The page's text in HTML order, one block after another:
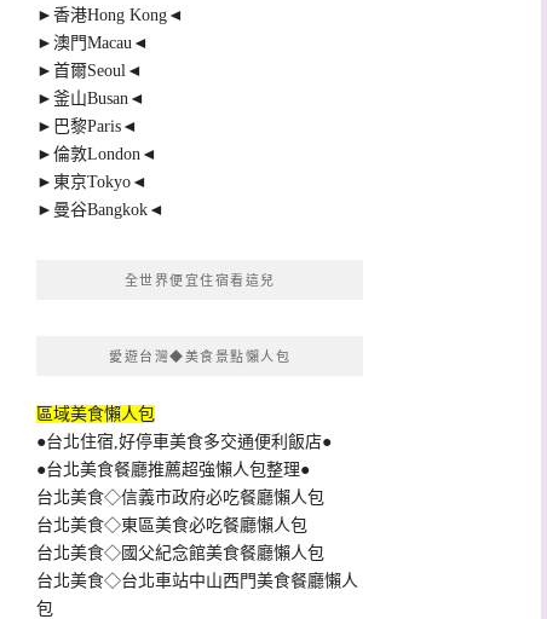
►香港Hong Kong◄
►澳門Macau◄
►首爾Seoul◄
►釜山Busan◄
►巴黎Paris◄
►倫敦London◄
►東京Tokyo◄
►曼谷Bangkok◄
全世界便宜住宿看這兒
愛遊台灣◆美食景點懶人包
區域美食懶人包
●台北住宿,好停車美食多交通便利飯店●
●台北美食餐廳推薦超強懶人包整理●
台北美食◇信義市政府必吃餐廳懶人包
台北美食◇東區美食必吃餐廳懶人包
台北美食◇國父紀念館美食餐廳懶人包
台北美食◇台北車站中山西門美食餐廳懶人
包